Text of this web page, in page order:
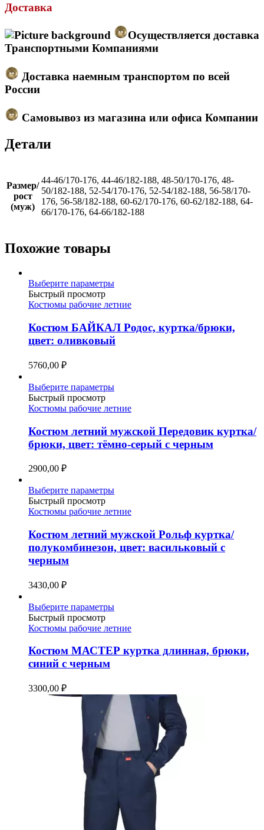
Доставка
Осуществляется доставка
Транспортными Компаниями
Доставка наемным транспортом по всей
России
Самовывоз из магазина или офиса Компании
Детали
Размер/
рост
(муж)
44-46/170-176, 44-46/182-188, 48-50/170-176, 48-
50/182-188, 52-54/170-176, 52-54/182-188, 56-58/170-
176, 56-58/182-188, 60-62/170-176, 60-62/182-188, 64-
66/170-176, 64-66/182-188
Похожие товары
Выберите параметрыЭтот
имеет
вариаций.
Опции
можно
товара.
Быстрый просмотр
Костюмы рабочие летние
Костюм БАЙКАЛ Родос, куртка/брюки,
цвет: оливковый
5760,00 ₽
Выберите параметрыЭтот
имеет
вариаций.
Опции
можно
товара.
Быстрый просмотр
Костюмы рабочие летние
Костюм летний мужской Передовик куртка/
брюки, цвет: тёмно-серый с черным
2900,00 ₽
Выберите параметрыЭтот
имеет
вариаций.
Опции
можно
Быстрый просмотр
Костюмы рабочие летние
Костюм летний мужской Рольф куртка/
полукомбинезон, цвет: васильковый с
черным
3430,00 ₽
Выберите параметрыЭтот
имеет
вариаций.
Опции
странице
товара.
Быстрый просмотр
Костюмы рабочие летние
Костюм МАСТЕР куртка длинная, брюки,
синий с черным
3300,00 ₽